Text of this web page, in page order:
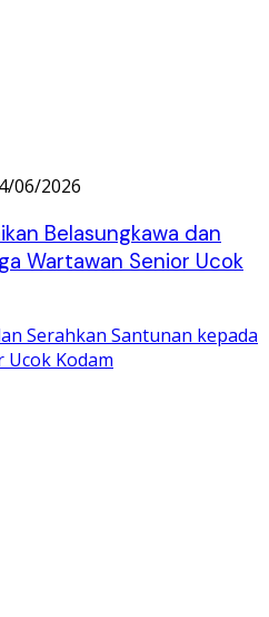
06/2026
Belasungkawa dan
Wartawan Senior Ucok
Serahkan Santunan kepada
Ucok Kodam